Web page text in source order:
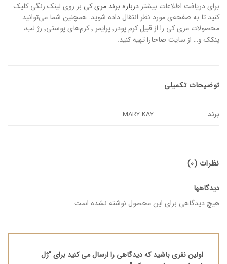
برای دریافت اطلاعات بیشتر درباره برند مری کی بر روی لینک رنگی کلیک
کنید تا به صفحه‌ی مورد نظر انتقال داده شوید. همچنین شما می‌توانید
محصولات مری کی را از قبیل کرم پودر٬ پرایمر ٬ کرم‌های پوستی٬ رژ لب،
پنکک و… از سایت صاحارا تهیه کنید.
توضیحات تکمیلی
برند MARY KAY
نظرات (0)
دیدگاهها
هیچ دیدگاهی برای این محصول نوشته نشده است.
اولین نفری باشید که دیدگاهی را ارسال می کنید برای “ژل